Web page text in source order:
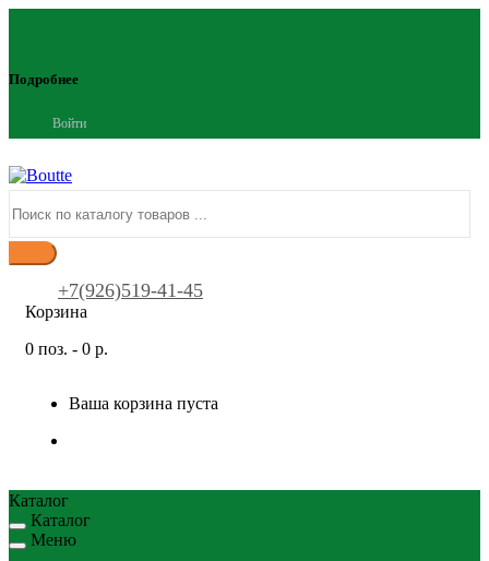
Подробнее
Войти
+7(926)519-41-45
Корзина
0 поз. - 0 р.
Ваша корзина пуста
Каталог
Каталог
Меню